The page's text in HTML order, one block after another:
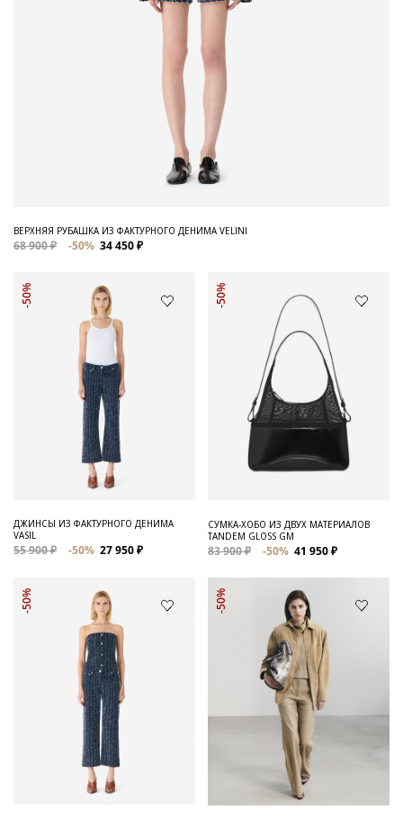
ВЕРХНЯЯ РУБАШКА ИЗ ФАКТУРНОГО ДЕНИМА VELINI
68 900 ₽ -50% 34 450 ₽
-50%
ДЖИНСЫ ИЗ ФАКТУРНОГО ДЕНИМА
VASIL
55 900 ₽ -50% 27 950 ₽
-50%
СУМКА-ХОБО ИЗ ДВУХ МАТЕРИАЛОВ
TANDEM GLOSS GM
83 900 ₽ -50% 41 950 ₽
-50% -50%